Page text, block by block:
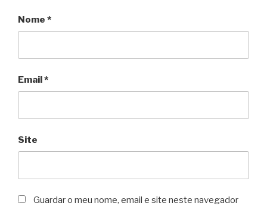
Nome *
Email*
Site
Guardar o meu nome, email e site neste navegador